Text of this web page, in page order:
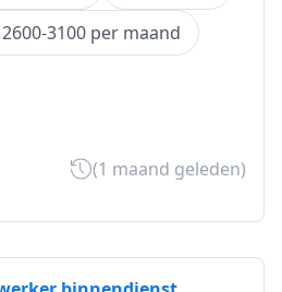
3100 per maand
(1 maand geleden)